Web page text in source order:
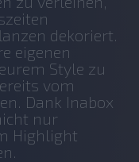
dekoriert.
eigenen
Style zu
vom
Dank Inabox
nur
Highlight